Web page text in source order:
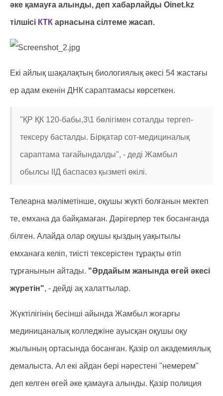
әке қамауға алынды, деп хабарлайды Oinet.kz
тілшісі КТК арнасына сілтеме жасап.
Екі айлық шақалақтың биологиялық әкесі 54 жастағы
ер адам екенін ДНК сараптамасы көрсеткен.
"ҚР ҚК 120-бабы,3\1 бөлігімен соталды тергеп-
тексеру басталды. Бірқатар сот-медициналық
сараптама тағайындалды", - деді Жамбыл
обылсы ІІД баспасөз қызметі өкілі.
Телеарна мәліметінше, оқушы жүкті болғанын мектеп
те, емхана да байқамаған. Дәрігерлер тек босанғанда
білген. Алайда олар оқушы қыздың уақытылы
емханаға келіп, тиісті тексерістен тұрақты өтіп
тұрғанынын айтады. "Әрдайым жанында өгей әкесі
жүретін", - дейді ақ халаттылар.
Жүктілігінің бесінші айында Жамбыл жоғарғы
мединицаналық колледжіне ауысқан оқушы оқу
жылының ортасында босанған. Қазір ол академиялық
демалыста. Ал екі айдан бері нәрестені "немерем"
деп келген өгей әке қамауға алынды. Қазір полиция